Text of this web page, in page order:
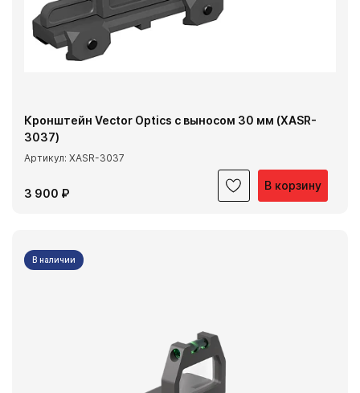
В корзину
Кронштейн Vector Optics с выносом 30 мм (XASR-
3037)
Артикул: XASR-3037
3 900 ₽
В наличии